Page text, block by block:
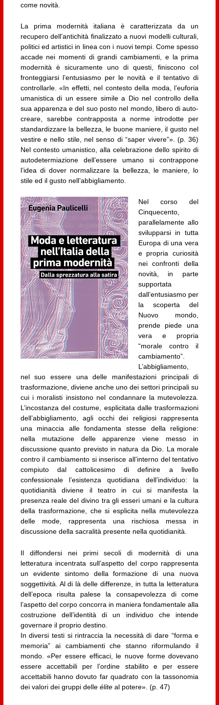
come novità.
La prima modernità italiana è caratterizzata da un
recupero dell’antichità finalizzato a nuovi modelli culturali,
politici ed artistici in linea con i nuovi tempi. Come spesso
accade nei momenti di grandi cambiamenti, e la prima
modernità è sicuramente uno di questi, finiscono col
fronteggiarsi l’entusiasmo per le novità e il tentativo di
controllarle. «In effetti, nel contesto della moda, l’euforia
umanistica di un essere simile a Dio nel controllo della
sua apparenza e del suo posto nel mondo, libero di auto-
creare, sarebbe contrapposta a norme introdotte per
standardizzare la bellezza, le buone maniere, il gusto nel
vestire e nello stile, nel senso di “saper vivere”». (p. 36)
Nel contesto umanistico, alla celebrazione dello spirito di
autodetermiazione dell’essere umano si contrappone
l’idea di dover normalizzare la bellezza, le maniere, lo
stile ed il gusto nell’abbigliamento.
Nel corso del
Cinquecento,
parallelamente allo
svilupparsi in tutta
Europa di una vera
e propria curiosità
nei confronti della
novità, in parte
supportata
dall’entusiasmo per
la scoperta del
Nuovo mondo,
prende piede una
vera e propria
“morale contro il
cambiamento”.
L’abbigliamento,
nel suo essere una delle manifestazioni principali di
trasformazione, diviene anche uno dei settori principali su
cui i moralisti insistono nel condannare la mutevolezza.
L’incostanza del costume, esplicitata dalle trasformazioni
dell’abbigliamento, agli occhi dei religiosi rappresenta
una minaccia alle fondamenta stesse della religione:
nella mutazione delle apparenze viene messo in
discussione quanto previsto in natura da Dio. La morale
contro il cambiamento si inserisce all’interno del tentativo
compiuto dal cattolicesimo di definire a livello
confessionale l’esistenza quotidiana dell’individuo: la
quotidianità diviene il teatro in cui si manifesta la
presenza reale del divino tra gli esseri umani e la cultura
della trasformazione, che si esplicita nella mutevolezza
delle mode, rappresenta una rischiosa messa in
discussione della sacralità presente nella quotidianità.
Il diffondersi nei primi secoli di modernità di una
letteratura incentrata sull’aspetto del corpo rappresenta
un evidente sintomo della formazione di una nuova
soggettività. Al di là delle differenze, in tutta la letteratura
dell’epoca risulta palese la consapevolezza di come
l’aspetto del corpo concorra in maniera fondamentale alla
costruzione dell’identità di un individuo che intende
governare il proprio destino.
In diversi testi si rintraccia la necessità di dare “forma e
memoria” ai cambiamenti che stanno riformulando il
mondo. «Per essere efficaci, le nuove forme dovevano
essere accettabili per l’ordine stabilito e per essere
accettabili hanno dovuto far quadrato con la tassonomia
dei valori dei gruppi delle éliteal potere». (p. 47)